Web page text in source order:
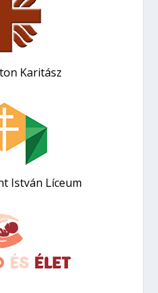
Karitász
István Líceum